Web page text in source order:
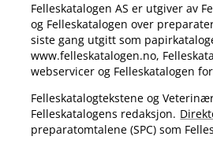
Felleskatalogen AS er utgiver av
og Felleskatalogen over
siste gang utgitt som
www.felleskatalogen.no,
webservicer og Felleskatalogen
Felleskatalogtekstene og
Felleskatalogens redaksjon.
preparatomtalene (SPC) som